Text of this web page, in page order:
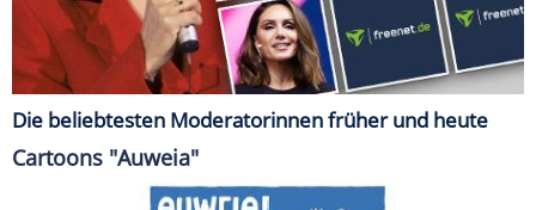
Die beliebtesten Moderatorinnen früher und heute
Cartoons "Auweia"